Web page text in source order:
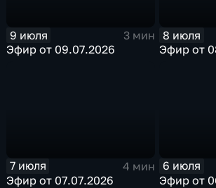
9 июля
3 мин
Эфир от 09.07.2026
8 июля
Эфир от
7 июля
4 мин
Эфир от 07.07.2026
6 июля
Эфир от